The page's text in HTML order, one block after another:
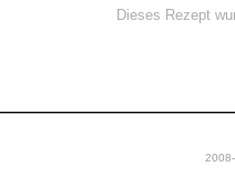
Dieses Rezept